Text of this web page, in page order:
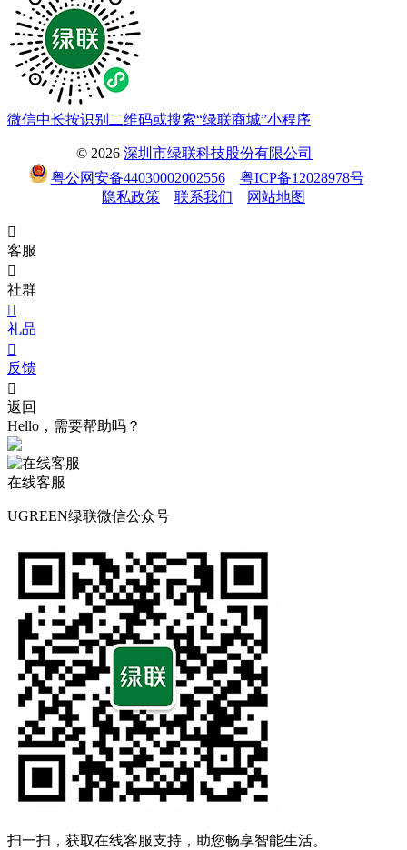
微信中长按识别二维码或搜索“绿联商城”小程序
© 2026 深圳市绿联科技股份有限公司
粤公网安备44030002002556
粤ICP备12028978号
隐私政策
联系我们 网站地图

客服

社群

礼品

反馈

返回
Hello，需要帮助吗？
在线客服
UGREEN绿联微信公众号
扫一扫，获取在线客服支持，助您畅享智能生活。